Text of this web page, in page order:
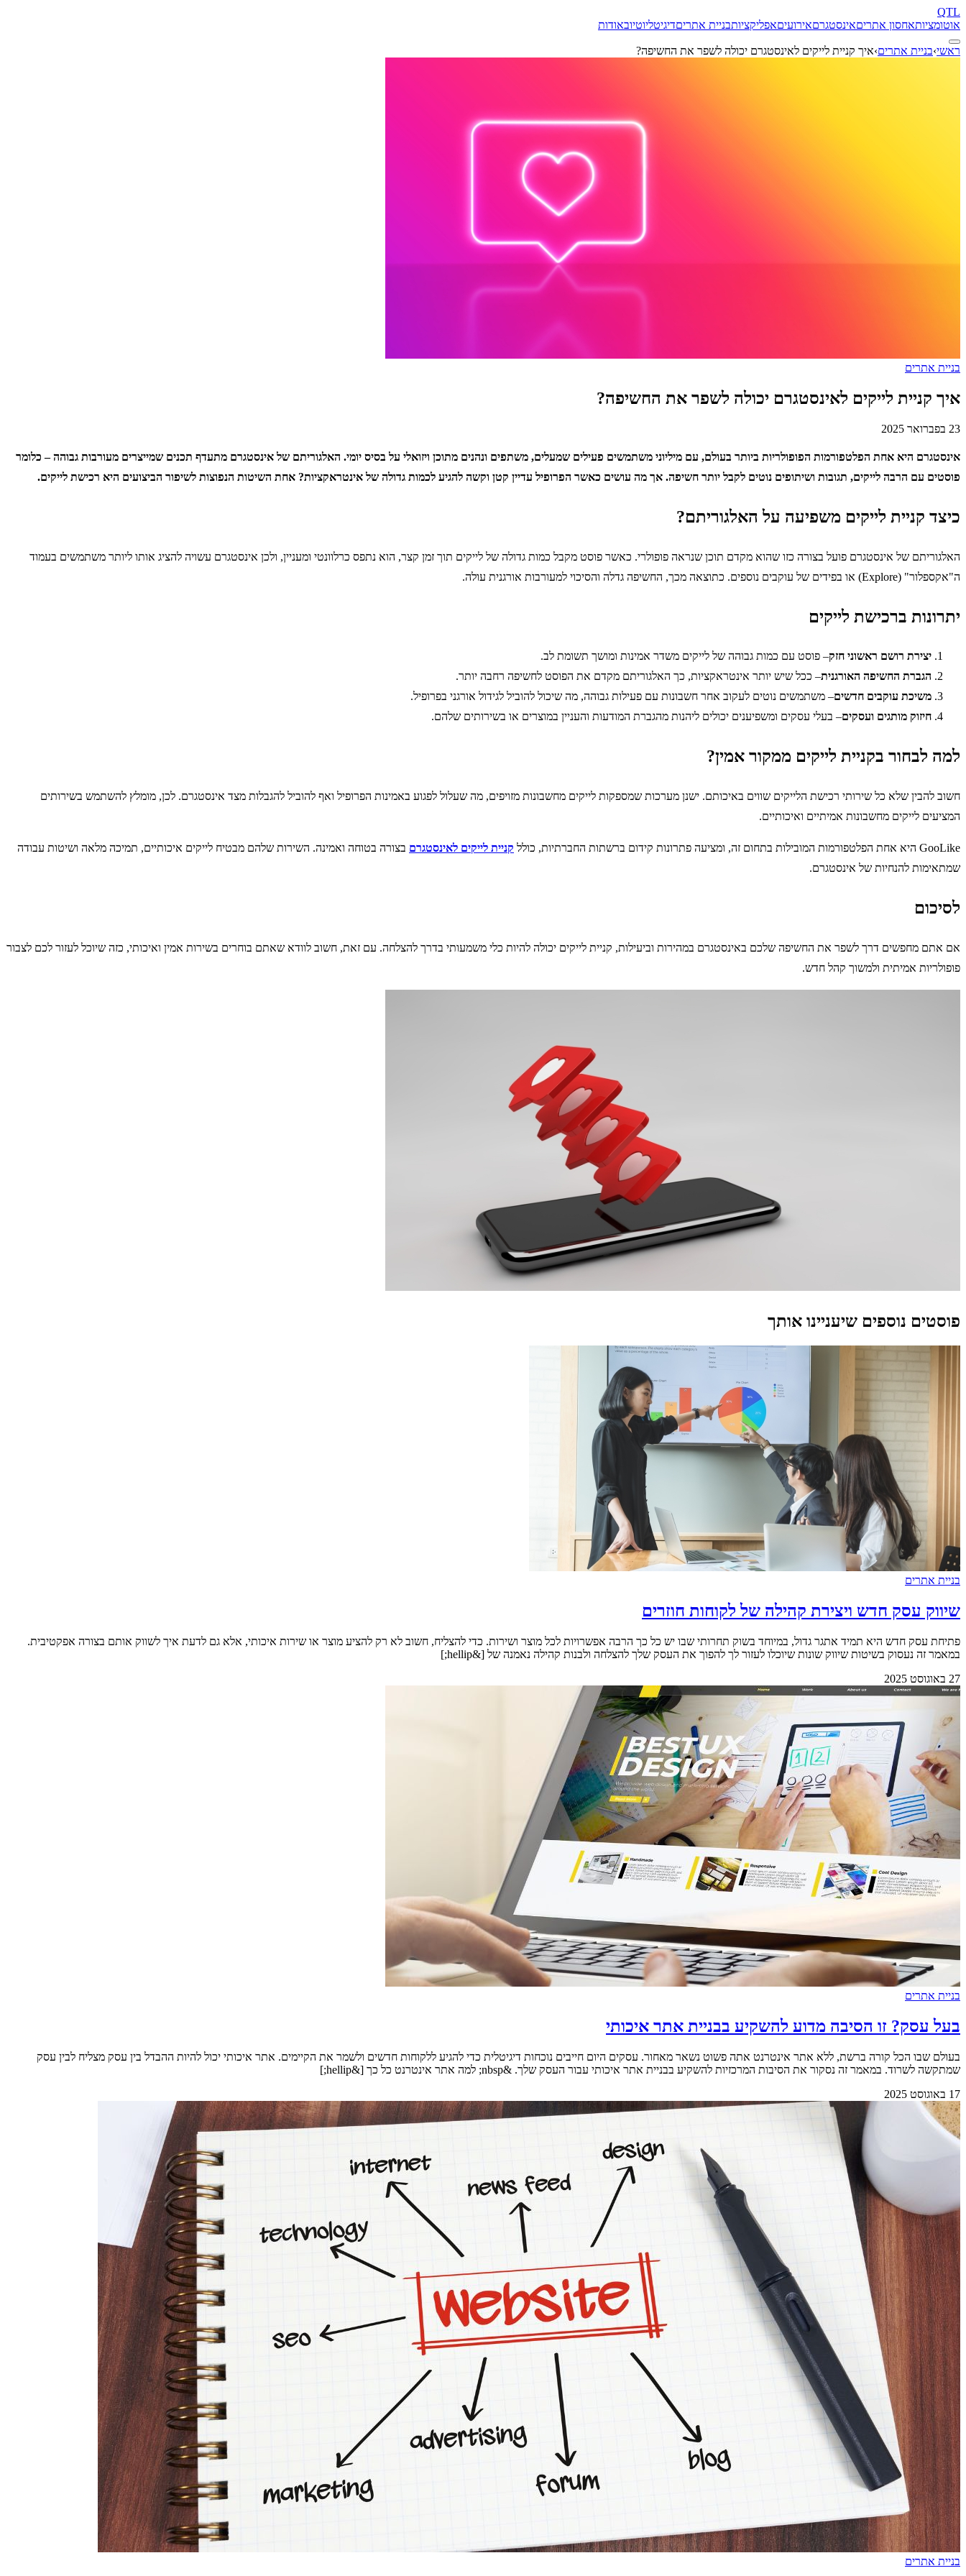
QTL
אוטומציותאחסון אתריםאינסטגרםאירועיםאפליקציותבניית אתריםדיגיטליוטיובאודות
ראשי›בניית אתרים›איך קניית לייקים לאינסטגרם יכולה לשפר את החשיפה?
בניית אתרים
איך קניית לייקים לאינסטגרם יכולה לשפר את החשיפה?
23 בפברואר 2025
אינסטגרם היא אחת הפלטפורמות הפופולריות ביותר בעולם, עם מיליוני משתמשים פעילים שמעלים, משתפים ונהנים מתוכן ויזואלי על בסיס יומי. האלגוריתם של אינסטגרם מתעדף תכנים שמייצרים מעורבות גבוהה – כלומר
פוסטים עם הרבה לייקים, תגובות ושיתופים נוטים לקבל יותר חשיפה. אך מה עושים כאשר הפרופיל עדיין קטן וקשה להגיע לכמות גדולה של אינטראקציות? אחת השיטות הנפוצות לשיפור הביצועים היא רכישת לייקים.
כיצד קניית לייקים משפיעה על האלגוריתם?
האלגוריתם של אינסטגרם פועל בצורה כזו שהוא מקדם תוכן שנראה פופולרי. כאשר פוסט מקבל כמות גדולה של לייקים תוך זמן קצר, הוא נתפס כרלוונטי ומעניין, ולכן אינסטגרם עשויה להציג אותו ליותר משתמשים בעמוד
ה"אקספלור" (Explore) או בפידים של עוקבים נוספים. כתוצאה מכך, החשיפה גדלה והסיכוי למעורבות אורגנית עולה.
יתרונות ברכישת לייקים
יצירת רושם ראשוני חזק– פוסט עם כמות גבוהה של לייקים משדר אמינות ומושך תשומת לב.
הגברת החשיפה האורגנית– ככל שיש יותר אינטראקציות, כך האלגוריתם מקדם את הפוסט לחשיפה רחבה יותר.
משיכת עוקבים חדשים– משתמשים נוטים לעקוב אחר חשבונות עם פעילות גבוהה, מה שיכול להוביל לגידול אורגני בפרופיל.
חיזוק מותגים ועסקים– בעלי עסקים ומשפיענים יכולים ליהנות מהגברת המודעות והעניין במוצרים או בשירותים שלהם.
למה לבחור בקניית לייקים ממקור אמין?
חשוב להבין שלא כל שירותי רכישת הלייקים שווים באיכותם. ישנן מערכות שמספקות לייקים מחשבונות מזויפים, מה שעלול לפגוע באמינות הפרופיל ואף להוביל להגבלות מצד אינסטגרם. לכן, מומלץ להשתמש בשירותים
המציעים לייקים מחשבונות אמיתיים ואיכותיים.
GooLike היא אחת הפלטפורמות המובילות בתחום זה, ומציעה פתרונות קידום ברשתות החברתיות, כולל קניית לייקים לאינסטגרם בצורה בטוחה ואמינה. השירות שלהם מבטיח לייקים איכותיים, תמיכה מלאה ושיטות עבודה
שמתאימות להנחיות של אינסטגרם.
לסיכום
אם אתם מחפשים דרך לשפר את החשיפה שלכם באינסטגרם במהירות וביעילות, קניית לייקים יכולה להיות כלי משמעותי בדרך להצלחה. עם זאת, חשוב לוודא שאתם בוחרים בשירות אמין ואיכותי, כזה שיוכל לעזור לכם לצבור
פופולריות אמיתית ולמשוך קהל חדש.
פוסטים נוספים שיעניינו אותך
בניית אתרים
שיווק עסק חדש ויצירת קהילה של לקוחות חוזרים
פתיחת עסק חדש היא תמיד אתגר גדול, במיוחד בשוק תחרותי שבו יש כל כך הרבה אפשרויות לכל מוצר ושירות. כדי להצליח, חשוב לא רק להציע מוצר או שירות איכותי, אלא גם לדעת איך לשווק אותם בצורה אפקטיבית.
במאמר זה נעסוק בשיטות שיווק שונות שיוכלו לעזור לך להפוך את העסק שלך להצלחה ולבנות קהילה נאמנה של [&hellip;]
27 באוגוסט 2025
בניית אתרים
בעל עסק? זו הסיבה מדוע להשקיע בבניית אתר איכותי
בעולם שבו הכל קורה ברשת, ללא אתר אינטרנט אתה פשוט נשאר מאחור. עסקים היום חייבים נוכחות דיגיטלית כדי להגיע ללקוחות חדשים ולשמר את הקיימים. אתר איכותי יכול להיות ההבדל בין עסק מצליח לבין עסק
שמתקשה לשרוד. במאמר זה נסקור את הסיבות המרכזיות להשקיע בבניית אתר איכותי עבור העסק שלך. &nbsp; למה אתר אינטרנט כל כך [&hellip;]
17 באוגוסט 2025
בניית אתרים